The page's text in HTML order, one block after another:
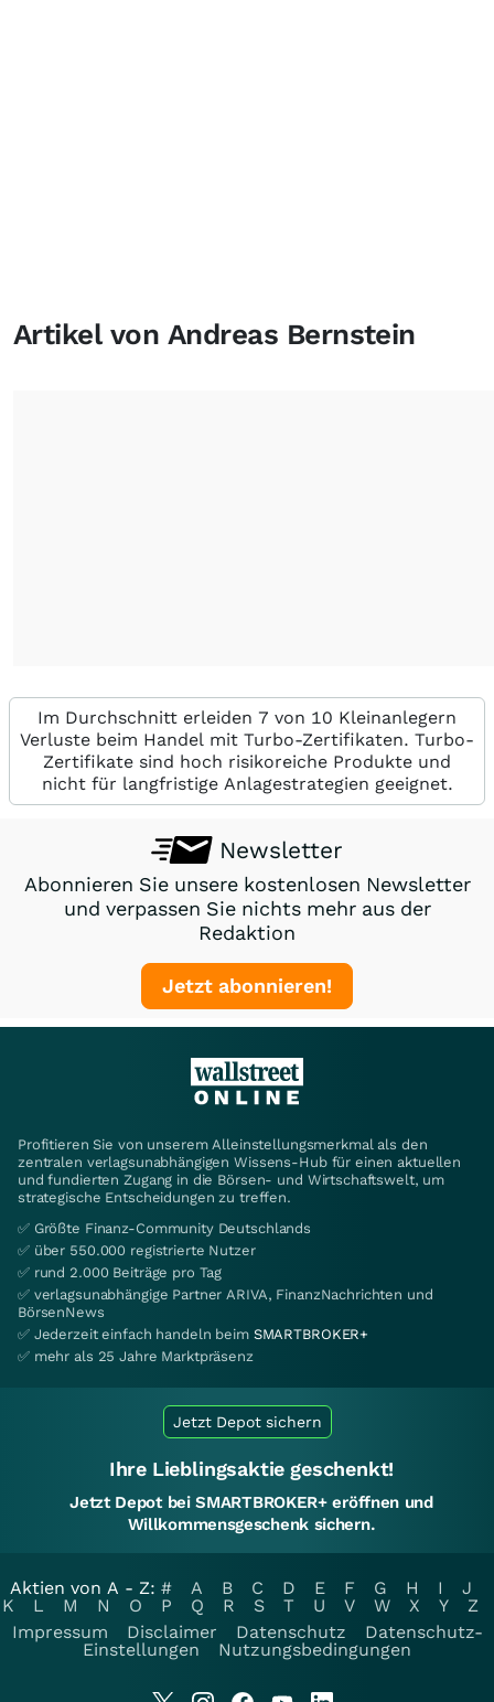
Artikel von Andreas Bernstein
Im Durchschnitt erleiden 7 von 10 Kleinanlegern
Verluste beim Handel mit Turbo-Zertifikaten. Turbo-
Zertifikate sind hoch risikoreiche Produkte und
nicht für langfristige Anlagestrategien geeignet.
Newsletter
Abonnieren Sie unsere kostenlosen Newsletter
und verpassen Sie nichts mehr aus der
Redaktion
Jetzt abonnieren!
Profitieren Sie von unserem Alleinstellungsmerkmal als den
zentralen verlagsunabhängigen Wissens-Hub für einen aktuellen
und fundierten Zugang in die Börsen- und Wirtschaftswelt, um
strategische Entscheidungen zu treffen.
✅ Größte Finanz-Community Deutschlands
✅ über 550.000 registrierte Nutzer
✅ rund 2.000 Beiträge pro Tag
✅ verlagsunabhängige Partner ARIVA, FinanzNachrichten und
BörsenNews
✅ Jederzeit einfach handeln beim SMARTBROKER+
✅ mehr als 25 Jahre Marktpräsenz
Jetzt Depot sichern
Ihre Lieblingsaktie geschenkt!
Jetzt Depot bei SMARTBROKER+ eröffnen und
Willkommensgeschenk sichern.
Aktien von A - Z: # A B C D E F G H I
J
K
L M N O P Q R S T U V W X Y
Z
Impressum
Disclaimer Datenschutz
Datenschutz-
Einstellungen
Nutzungsbedingungen